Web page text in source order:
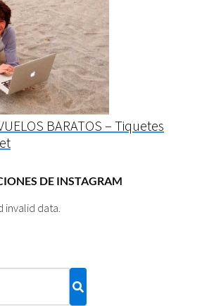
BARATOS – Tiquetes
DE INSTAGRAM
invalid data.